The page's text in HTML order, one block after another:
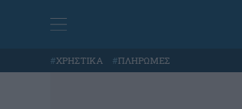
#ΧΡΗΣΤΙΚΑ #ΠΛΗΡΩΜΕΣ